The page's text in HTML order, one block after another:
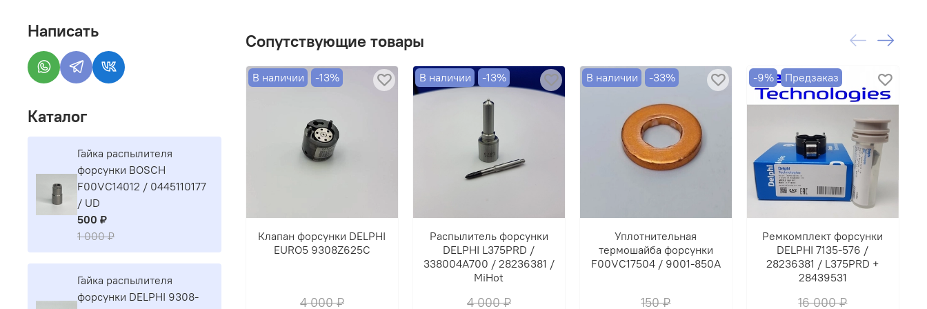
Сопутствующие товары
В наличии -13%
Клапан форсунки DELPHI
EURO5 9308Z625C
4 000 ₽
В наличии -13%
Распылитель форсунки
DELPHI L375PRD /
338004A700 / 28236381 /
MiHot
4 000 ₽
В наличии -33%
Уплотнительная
термошайба форсунки
F00VC17504 / 9001-850A
150 ₽
-9% Предзаказ
Ремкомплект форсунки
DELPHI 7135-576 /
28236381 / L375PRD +
28439531
16 000 ₽
Написать
Каталог
Гайка распылителя
форсунки BOSCH
F00VC14012 / 0445110177
/ UD
500 ₽
1 000 ₽
Гайка распылителя
форсунки DELPHI 9308-